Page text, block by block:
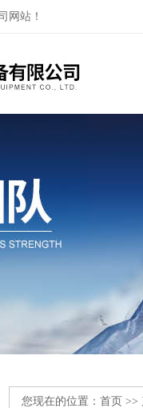
网站！
您现在的位置： 首页 >>